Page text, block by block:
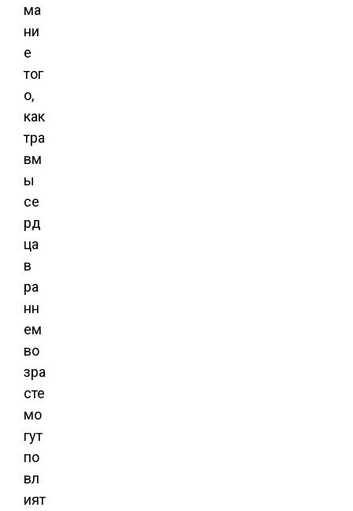
ма
ни
е
тог
о,
как
тра
вм
ы
се
рд
ца
в
ра
нн
ем
во
зра
сте
мо
гут
по
вл
ият